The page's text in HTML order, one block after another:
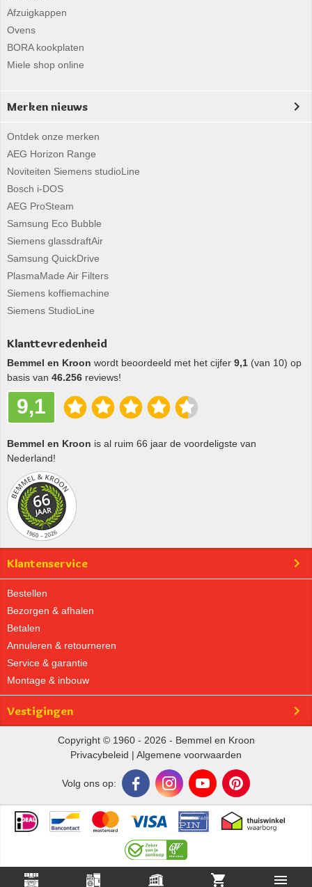
Afzuigkappen
Ovens
BORA kookplaten
Miele shop online
Merken nieuws
Ontdek onze merken
AEG Horizon Range
Noviteiten Siemens studioLine
Bosch i-DOS
AEG ProSteam
Samsung Eco Bubble
Siemens glassdraftAir
Samsung QuickDrive
PlasmaMade Air Filters
Siemens koffiemachine
Siemens StudioLine
Klanttevredenheid
Bemmel en Kroon wordt beoordeeld met het cijfer 9,1 (van 10) op
basis van 46.256 reviews!
9,1
Bemmel en Kroon is al ruim 66 jaar de voordeligste van
Nederland!
Klantenservice
Bestellen
Bezorgen & afhalen
Betalen
Annuleren & retourneren
Service & garantie
Montage & inbouw
Vestigingen
Copyright © 1960 - 2026 - Bemmel en Kroon
Privacybeleid | Algemene voorwaarden
Volg ons op: